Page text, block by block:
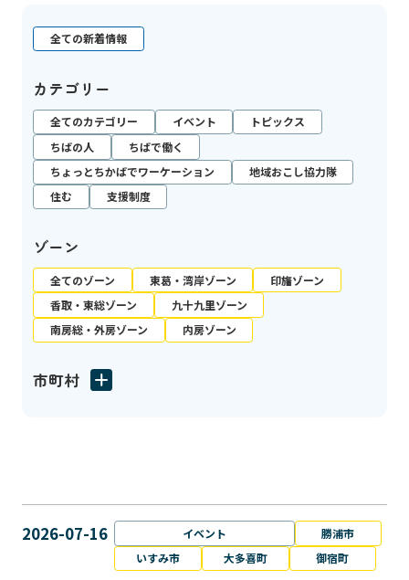
全ての新着情報
カテゴリー
全てのカテゴリー イベント
トピックス
ちばの人
ちばで働く
ちょっとちかばでワーケーション
地域おこし協力隊
住む
支援制度
ゾーン
全てのゾーン 東葛・湾岸ゾーン
印旛ゾーン
香取・東総ゾーン
九十九里ゾーン
南房総・外房ゾーン
内房ゾーン
市町村
2026-07-16 イベント
勝浦市
いすみ市
大多喜町 御宿町